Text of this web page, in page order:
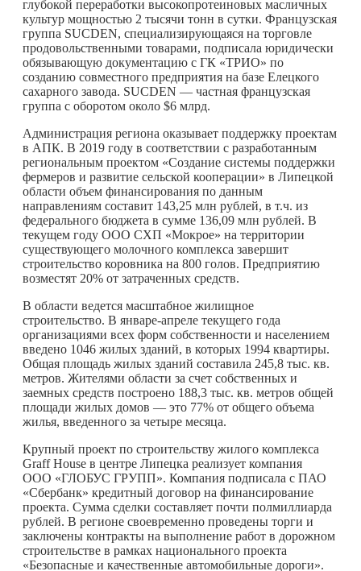
глубокой переработки высокопротеиновых масличных
культур мощностью 2 тысячи тонн в сутки. Французская
группа SUCDEN, специализирующаяся на торговле
продовольственными товарами, подписала юридически
обязывающую документацию с ГК «ТРИО» по
созданию совместного предприятия на базе Елецкого
сахарного завода. SUCDEN — частная французская
группа с оборотом около $6 млрд.
Администрация региона оказывает поддержку проектам
в АПК. В 2019 году в соответствии с разработанным
региональным проектом «Создание системы поддержки
фермеров и развитие сельской кооперации» в Липецкой
области объем финансирования по данным
направлениям составит 143,25 млн рублей, в т.ч. из
федерального бюджета в сумме 136,09 млн рублей. В
текущем году ООО СХП «Мокрое» на территории
существующего молочного комплекса завершит
строительство коровника на 800 голов. Предприятию
возместят 20% от затраченных средств.
В области ведется масштабное жилищное
строительство. В январе-апреле текущего года
организациями всех форм собственности и населением
введено 1046 жилых зданий, в которых 1994 квартиры.
Общая площадь жилых зданий составила 245,8 тыс. кв.
метров. Жителями области за счет собственных и
заемных средств построено 188,3 тыс. кв. метров общей
площади жилых домов — это 77% от общего объема
жилья, введенного за четыре месяца.
Крупный проект по строительству жилого комплекса
Graff House в центре Липецка реализует компания
ООО «ГЛОБУС ГРУПП». Компания подписала с ПАО
«Сбербанк» кредитный договор на финансирование
проекта. Сумма сделки составляет почти полмиллиарда
рублей. В регионе своевременно проведены торги и
заключены контракты на выполнение работ в дорожном
строительстве в рамках национального проекта
«Безопасные и качественные автомобильные дороги».